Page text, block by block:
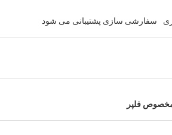
سفارشی سازی پشتیبانی می شود
مخصوص فلپر